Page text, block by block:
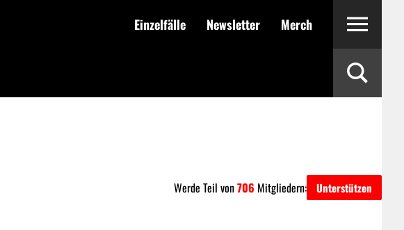
Einzelfälle Newsletter Merch
Werde Teil von706 Mitgliedern: Unterstützen